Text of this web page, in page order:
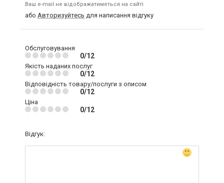
Ваш e-mail не відображатиметься на сайті
або Авторизуйтесь для написання відгуку
Обслуговування
0/12
Якість наданих послуг
0/12
Відповідність товару/послуги з описом
0/12
Ціна
0/12
Відгук: